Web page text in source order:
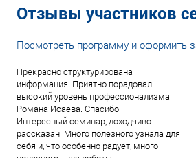
Отзывы участников
Посмотреть программу и оформить
Прекрасно структурирована
информация. Приятно порадовал
высокий уровень профессионализма
Романа Исаева. Спасибо!
Интересный семинар, доходчиво
рассказан. Много полезного узнала для
себя и, что особенно радует, много